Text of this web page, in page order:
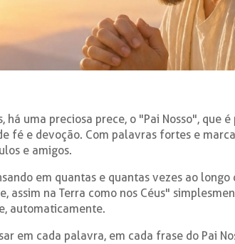
há uma preciosa prece, o "Pai Nosso", que
fé e devoção. Com palavras fortes e
e amigos.
em quantas e quantas vezes ao
assim na Terra como nos Céus"
automaticamente.
em cada palavra, em cada frase do Pai